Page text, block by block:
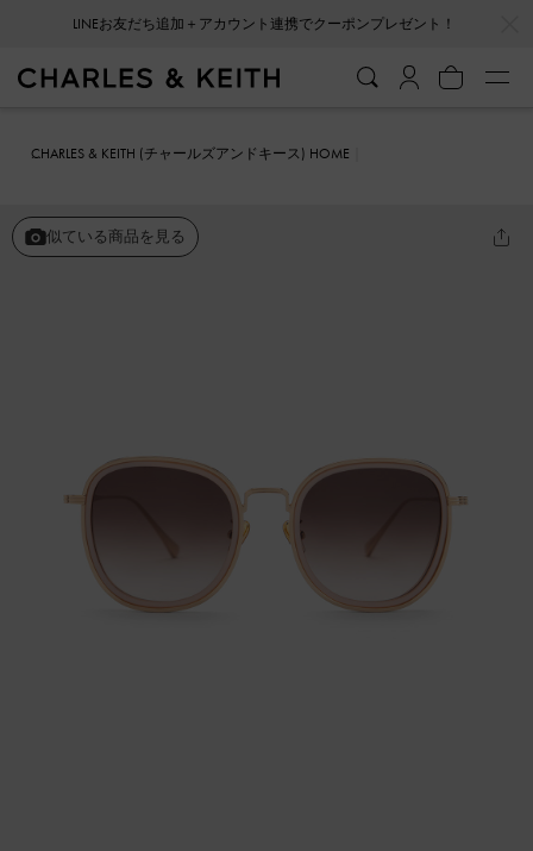
LINEお友だち追加＋アカウント連携でクーポンプレゼント！
CHARLES & KEITH (チャールズアンドキース) HOME
似ている商品を見る